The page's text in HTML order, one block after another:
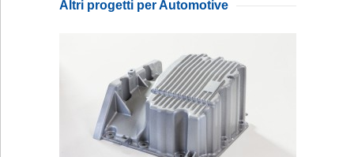
Altri progetti per Automotive